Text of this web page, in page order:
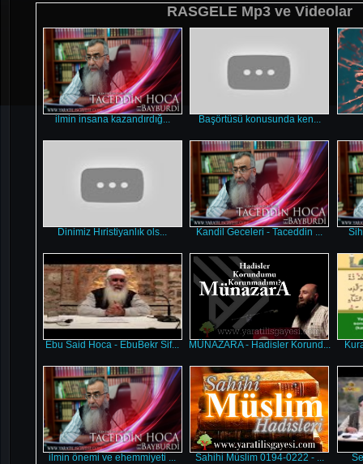
RASGELE Mp3 ve Videolar
ilmin insana kazandırdığ... Başörtüsü konusunda ken...
Dinimiz Hıristiyanlık ols... Kandil Geceleri - Taceddin ...
Ebu Said Hoca - EbuBekr Sif... MÜNAZARA - Hadisler Korund...
ilmin önemi ve ehemmiyeti ... Sahihi Müslim 0194-0222 - ...